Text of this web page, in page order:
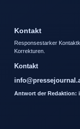
Kontakt
Responsestarker
Korrekturen.
Kontakt
Antwort der Redaktion: